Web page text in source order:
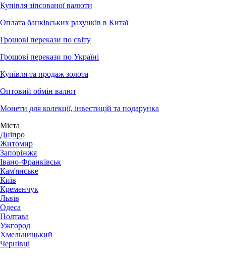
Купівля зіпсованої валюти
Оплата банківських рахунків в Китаї
Грошові перекази по світу
Грошові перекази по Україні
Купівля та продаж золота
Оптовий обмін валют
Монети для колекції, інвестицій та подарунка
Міста
Дніпро
Житомир
Запоріжжя
Івано-Франківськ
Кам'янське
Київ
Кременчук
Львів
Одеса
Полтава
Ужгород
Хмельницький
Чернівці